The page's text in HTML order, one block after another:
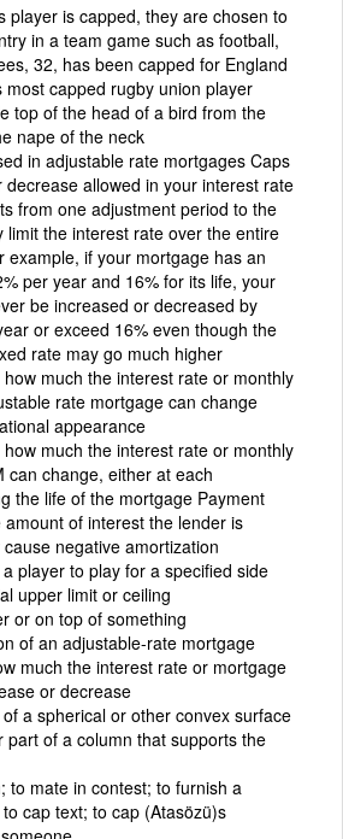
player is capped, they are chosen to
in a team game such as football,
32, has been capped for England
most capped rugby union player
top of the head of a bird from the
nape of the neck
in adjustable rate mortgages Caps
decrease allowed in your interest rate
from one adjustment period to the
limit the interest rate over the entire
example, if your mortgage has an
per year and 16% for its life, your
be increased or decreased by
or exceed 16% even though the
rate may go much higher
how much the interest rate or monthly
rate mortgage can change
appearance
how much the interest rate or monthly
can change, either at each
the life of the mortgage Payment
of interest the lender is
negative amortization
player to play for a specified side
upper limit or ceiling
or on top of something
of an adjustable-rate mortgage
much the interest rate or mortgage
or decrease
a spherical or other convex surface
part of a column that supports the
to mate in contest; to furnish a
cap text; to cap (Atasözü)s